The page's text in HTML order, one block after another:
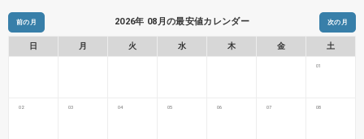
前の月 2026年 08月の最安値カレンダー 次の月
日 月 火 水 木 金 土
01
02 03 04 05 06 07 08